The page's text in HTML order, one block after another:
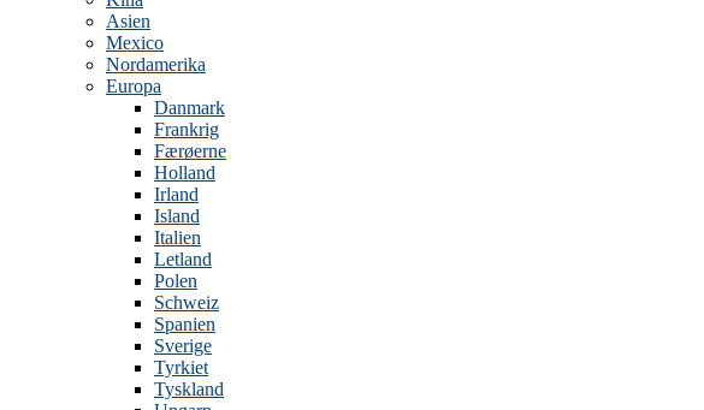
Asien
Mexico
Nordamerika
Europa
Danmark
Frankrig
Færøerne
Holland
Irland
Island
Italien
Letland
Polen
Schweiz
Spanien
Sverige
Tyrkiet
Tyskland